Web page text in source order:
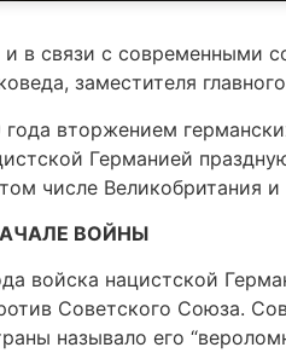
в связи с современными
заместителя
года вторжением
Германией
числе Великобритания
ВОЙНЫ
войска нацистской
Советского Союза.
называло его